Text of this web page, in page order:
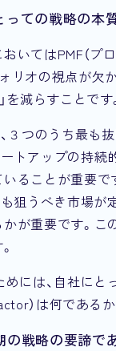
ての戦略の本
いてはPMF（プ
リオの視点が欠
を減らすことです
、３つのうち最
トアップの持続
ることが重要で
も狙うべき市場
が重要です。こ
めには、自社に
）は何である
戦略の要諦で